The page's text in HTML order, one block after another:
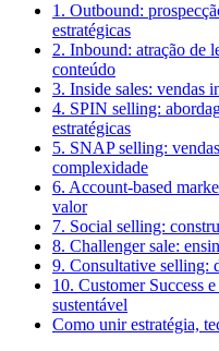
1. Outbound:
estratégicas
2. Inbound: atração de
conteúdo
3. Inside sales: vendas
4. SPIN selling:
estratégicas
5. SNAP selling:
complexidade
6. Account-based
valor
7. Social selling:
8. Challenger sale:
9. Consultative selling:
10. Customer Success
sustentável
Como unir estratégia,